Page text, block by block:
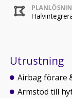
Utrustning
Airbag förare
Armstöd till